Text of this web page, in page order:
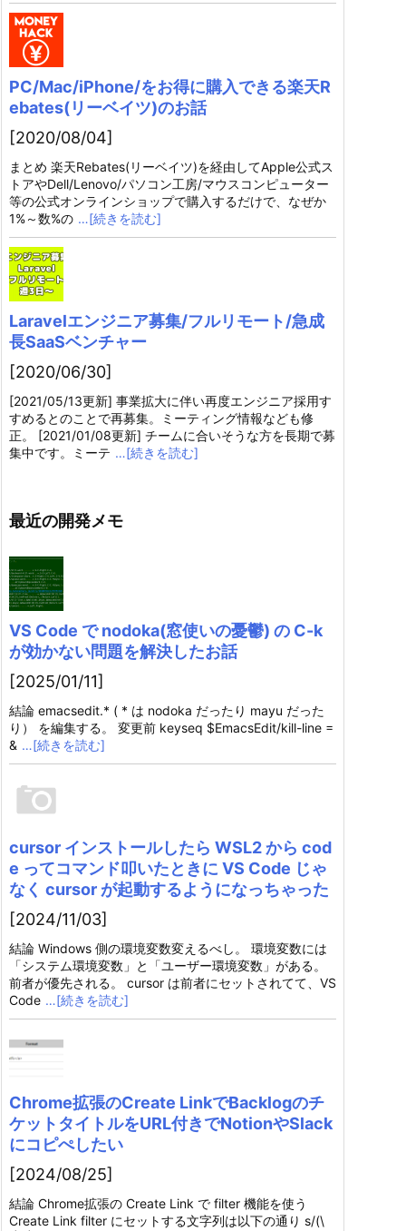
PC/Mac/iPhone/をお得に購入できる楽天R
ebates(リーベイツ)のお話
[2020/08/04]
まとめ 楽天Rebates(リーベイツ)を経由してApple公式ス
トアやDell/Lenovo/パソコン工房/マウスコンピューター
等の公式オンラインショップで購入するだけで、なぜか
1%～数%の …[続きを読む]
Laravelエンジニア募集/フルリモート/急成
長SaaSベンチャー
[2020/06/30]
[2021/05/13更新] 事業拡大に伴い再度エンジニア採用す
すめるとのことで再募集。ミーティング情報なども修
正。 [2021/01/08更新] チームに合いそうな方を長期で募
集中です。ミーテ …[続きを読む]
最近の開発メモ
VS Code で nodoka(窓使いの憂鬱) の C-k
が効かない問題を解決したお話
[2025/01/11]
結論 emacsedit.* ( * は nodoka だったり mayu だった
り） を編集する。 変更前 keyseq $EmacsEdit/kill-line =
& …[続きを読む]
cursor インストールしたら WSL2 から cod
e ってコマンド叩いたときに VS Code じゃ
なく cursor が起動するようになっちゃった
[2024/11/03]
結論 Windows 側の環境変数変えるべし。 環境変数には
「システム環境変数」と「ユーザー環境変数」がある。
前者が優先される。 cursor は前者にセットされてて、VS
Code …[続きを読む]
Chrome拡張のCreate LinkでBacklogのチ
ケットタイトルをURL付きでNotionやSlack
にコピぺしたい
[2024/08/25]
結論 Chrome拡張の Create Link で filter 機能を使う
Create Link filter にセットする文字列は以下の通り s/(\